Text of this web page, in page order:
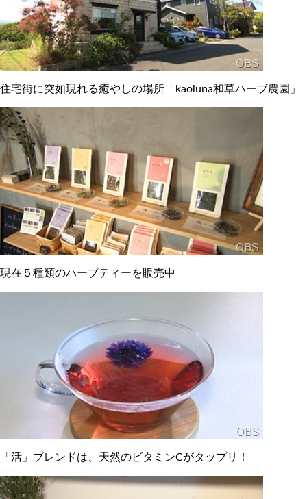
住宅街に突如現れる癒やしの場所「kaoluna和草ハーブ農園」
現在５種類のハーブティーを販売中
「活」ブレンドは、天然のビタミンCがタップリ！